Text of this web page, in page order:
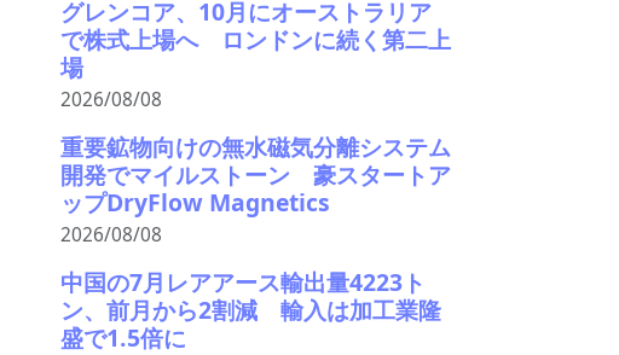
グレンコア、10月にオーストラリア
で株式上場へ ロンドンに続く第二上
場
2026/08/08
重要鉱物向けの無水磁気分離システム
開発でマイルストーン 豪スタートア
ップDryFlow Magnetics
2026/08/08
中国の7月レアアース輸出量4223ト
ン、前月から2割減 輸入は加工業隆
盛で1.5倍に